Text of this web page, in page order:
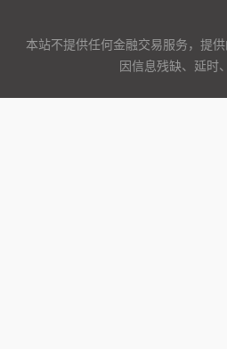
本站不提供任何金融交易服务，提
因信息残缺、延时